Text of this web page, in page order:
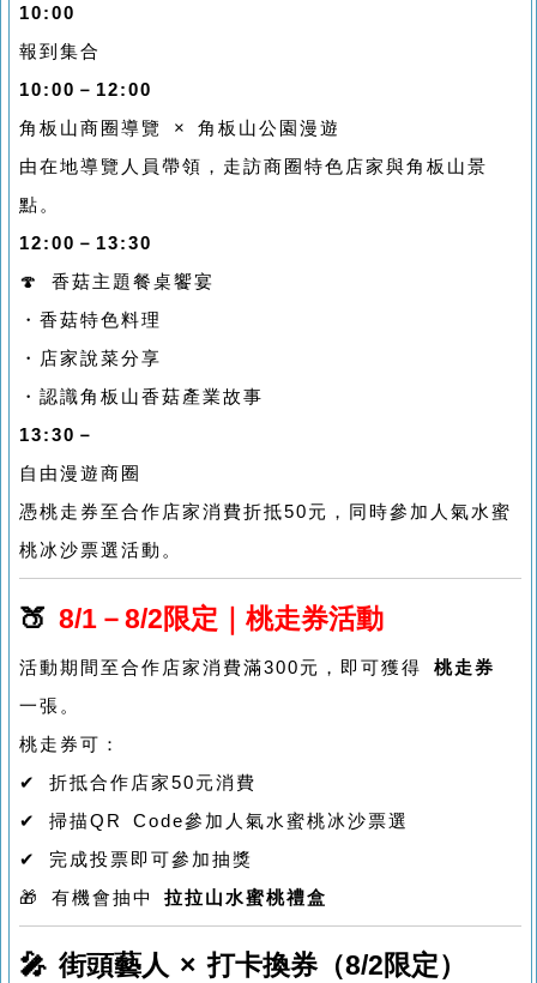
10:00
報到集合
10:00－12:00
角板山商圈導覽 × 角板山公園漫遊
由在地導覽人員帶領，走訪商圈特色店家與角板山景
點。
12:00－13:30
🍄 香菇主題餐桌饗宴
・香菇特色料理
・店家說菜分享
・認識角板山香菇產業故事
13:30－
自由漫遊商圈
憑桃走券至合作店家消費折抵50元，同時參加人氣水蜜
桃冰沙票選活動。
🍑 8/1－8/2限定｜桃走券活動
活動期間至合作店家消費滿300元，即可獲得 桃走券
一張。
桃走券可：
✔ 折抵合作店家50元消費
✔ 掃描QR Code參加人氣水蜜桃冰沙票選
✔ 完成投票即可參加抽獎
🎁 有機會抽中拉拉山水蜜桃禮盒
🎤 街頭藝人 × 打卡換券（8/2限定）